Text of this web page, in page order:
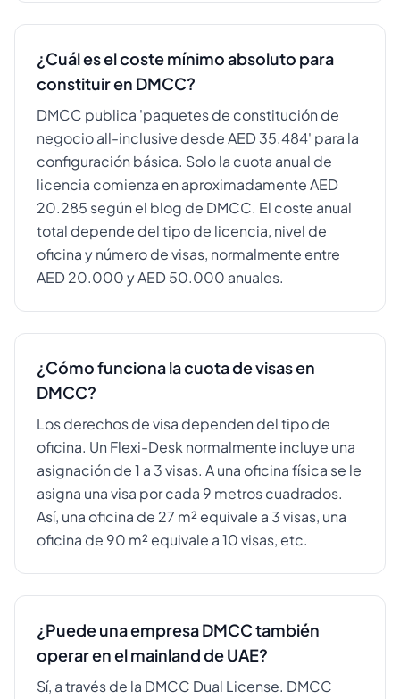
¿Cuál es el coste mínimo absoluto para
constituir en DMCC?
DMCC publica 'paquetes de constitución de
negocio all-inclusive desde AED 35.484' para la
configuración básica. Solo la cuota anual de
licencia comienza en aproximadamente AED
20.285 según el blog de DMCC. El coste anual
total depende del tipo de licencia, nivel de
oficina y número de visas, normalmente entre
AED 20.000 y AED 50.000 anuales.
¿Cómo funciona la cuota de visas en
DMCC?
Los derechos de visa dependen del tipo de
oficina. Un Flexi-Desk normalmente incluye una
asignación de 1 a 3 visas. A una oficina física se le
asigna una visa por cada 9 metros cuadrados.
Así, una oficina de 27 m² equivale a 3 visas, una
oficina de 90 m² equivale a 10 visas, etc.
¿Puede una empresa DMCC también
operar en el mainland de UAE?
Sí, a través de la DMCC Dual License. DMCC